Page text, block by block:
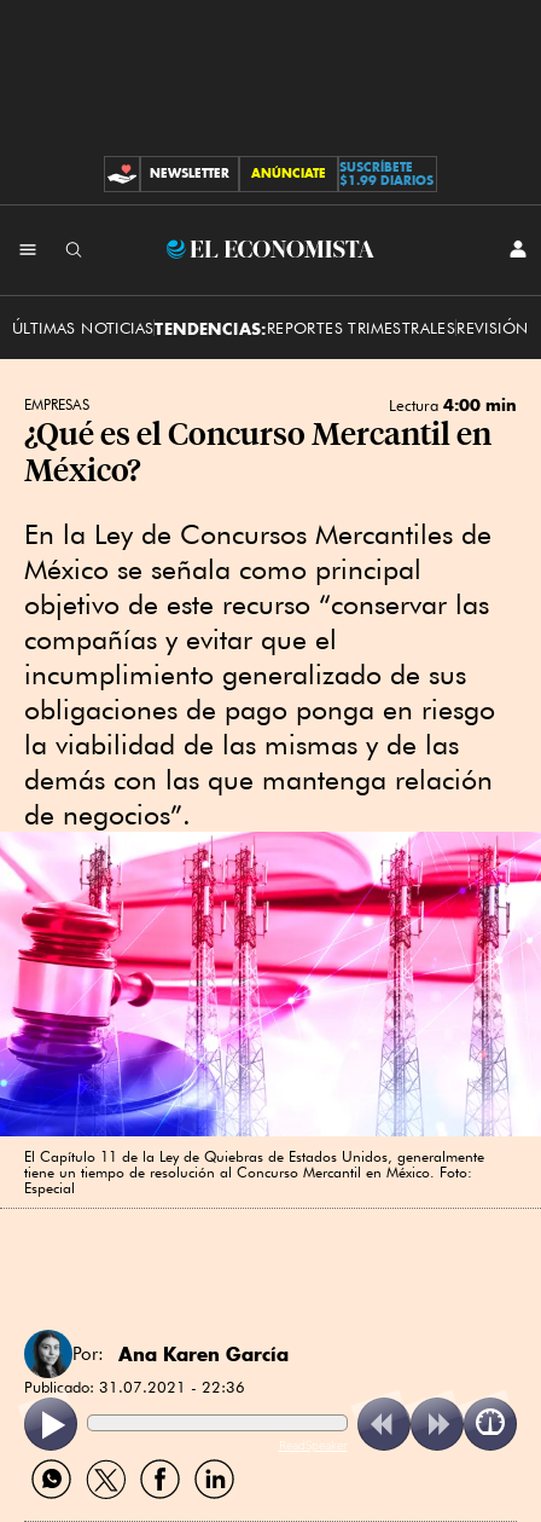
CONTRIBUCIONES
NEWSLETTER ANÚNCIATE
SUSCRÍBETE
$1.99 DIARIOS
El
ÚLTIMAS NOTICIASTENDENCIAS:REPORTES TRIMESTRALESREVISIÓN
EMPRESAS Lectura 4:00 min
¿Qué es el Concurso Mercantil en
México?
En la Ley de Concursos Mercantiles de
México se señala como principal
objetivo de este recurso “conservar las
compañías y evitar que el
incumplimiento generalizado de sus
obligaciones de pago ponga en riesgo
la viabilidad de las mismas y de las
demás con las que mantenga relación
de negocios”.
El Capítulo 11 de la Ley de Quiebras de Estados Unidos, generalmente
tiene un tiempo de resolución al Concurso Mercantil en México. Foto:
Especial
Por: Ana Karen García
Publicado: 31.07.2021 - 22:36
ReadSpeaker
Compartir
por
Compartir
por
Compartir
por
Compartir
por